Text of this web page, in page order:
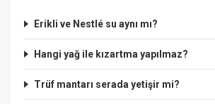
Erikli ve Nestlé su aynı mı?
Hangi yağ ile kızartma yapılmaz?
Trüf mantarı serada yetişir mi?